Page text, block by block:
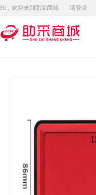
Hi，欢迎来到助采商城 请登录